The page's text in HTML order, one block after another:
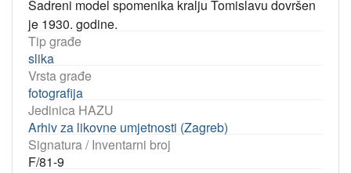
Sadreni model spomenika kralju Tomislavu dovršen
je 1930. godine.
Tip građe
slika
Vrsta građe
fotografija
Jedinica HAZU
Arhiv za likovne umjetnosti (Zagreb)
Signatura / Inventarni broj
F/81-9